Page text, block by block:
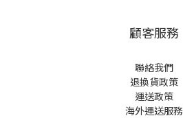
顧客服務
聯絡我們
退換貨政策
運送政策
海外運送服務